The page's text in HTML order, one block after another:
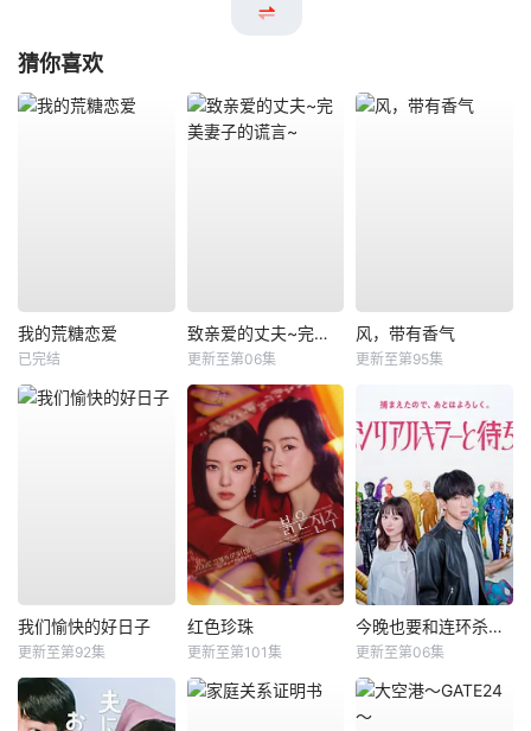
猜你喜欢
我的荒糖恋爱
已完结
致亲爱的丈夫~完美妻子的谎言~
更新至第06集
风，带有香气
更新至第95集
我们愉快的好日子
更新至第92集
红色珍珠
更新至第101集
今晚也要和连环杀手约会
更新至第06集